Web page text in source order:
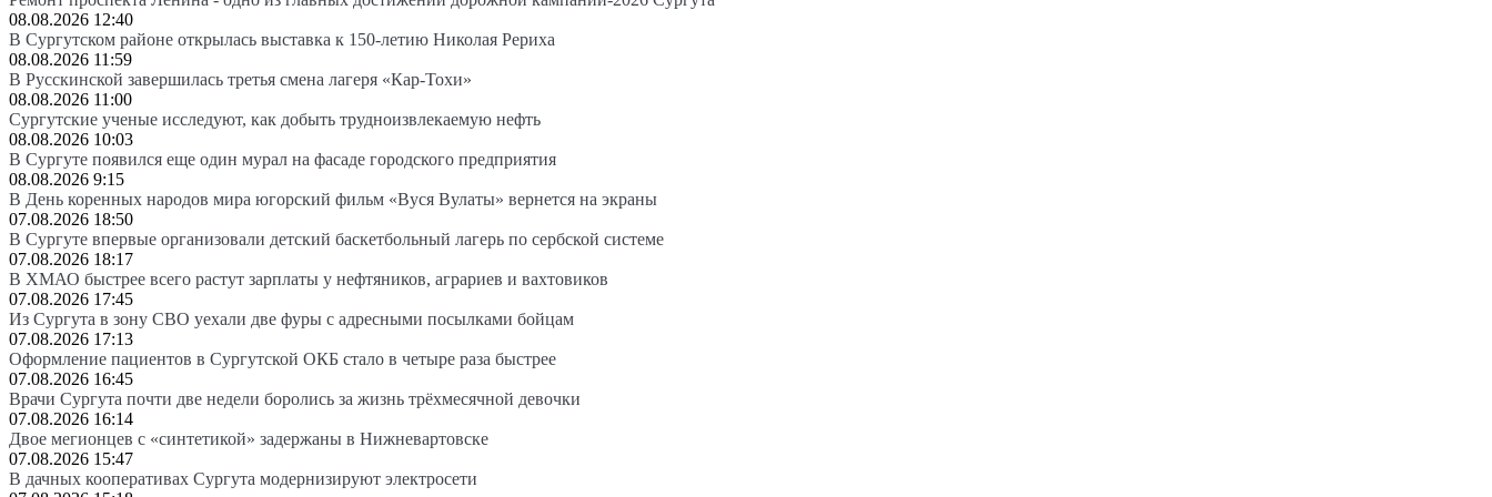
08.08.2026 12:40
В Сургутском районе открылась выставка к 150-летию Николая Рериха
08.08.2026 11:59
В Русскинской завершилась третья смена лагеря «Кар-Тохи»
08.08.2026 11:00
Сургутские ученые исследуют, как добыть трудноизвлекаемую нефть
08.08.2026 10:03
В Сургуте появился еще один мурал на фасаде городского предприятия
08.08.2026 9:15
В День коренных народов мира югорский фильм «Вуся Вулаты» вернется на экраны
07.08.2026 18:50
В Сургуте впервые организовали детский баскетбольный лагерь по сербской системе
07.08.2026 18:17
В ХМАО быстрее всего растут зарплаты у нефтяников, аграриев и вахтовиков
07.08.2026 17:45
Из Сургута в зону СВО уехали две фуры с адресными посылками бойцам
07.08.2026 17:13
Оформление пациентов в Сургутской ОКБ стало в четыре раза быстрее
07.08.2026 16:45
Врачи Сургута почти две недели боролись за жизнь трёхмесячной девочки
07.08.2026 16:14
Двое мегионцев с «синтетикой» задержаны в Нижневартовске
07.08.2026 15:47
В дачных кооперативах Сургута модернизируют электросети